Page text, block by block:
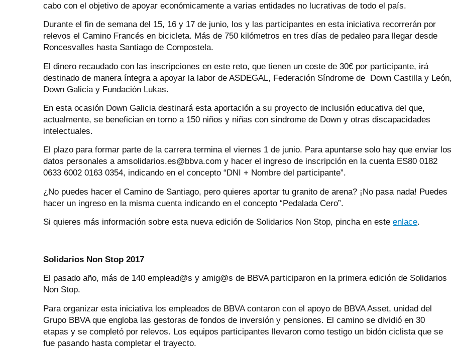
cabo con el objetivo de apoyar económicamente a varias entidades no lucrativas de todo el país.
Durante el fin de semana del 15, 16 y 17 de junio, los y las participantes en esta iniciativa recorrerán por
relevos el Camino Francés en bicicleta. Más de 750 kilómetros en tres días de pedaleo para llegar desde
Roncesvalles hasta Santiago de Compostela.
El dinero recaudado con las inscripciones en este reto, que tienen un coste de 30€ por participante, irá
destinado de manera íntegra a apoyar la labor de ASDEGAL, Federación Síndrome de Down Castilla y León,
Down Galicia y Fundación Lukas.
En esta ocasión Down Galicia destinará esta aportación a su proyecto de inclusión educativa del que,
actualmente, se benefician en torno a 150 niños y niñas con síndrome de Down y otras discapacidades
intelectuales.
El plazo para formar parte de la carrera termina el viernes 1 de junio. Para apuntarse solo hay que enviar los
datos personales a amsolidarios.es@bbva.com y hacer el ingreso de inscripción en la cuenta ES80 0182
0633 6002 0163 0354, indicando en el concepto “DNI + Nombre del participante”.
¿No puedes hacer el Camino de Santiago, pero quieres aportar tu granito de arena? ¡No pasa nada! Puedes
hacer un ingreso en la misma cuenta indicando en el concepto “Pedalada Cero”.
Si quieres más información sobre esta nueva edición de Solidarios Non Stop, pincha en esteenlace.
Solidarios Non Stop 2017
El pasado año, más de 140 emplead@s y amig@s de BBVA participaron en la primera edición de Solidarios
Non Stop.
Para organizar esta iniciativa los empleados de BBVA contaron con el apoyo de BBVA Asset, unidad del
Grupo BBVA que engloba las gestoras de fondos de inversión y pensiones. El camino se dividió en 30
etapas y se completó por relevos. Los equipos participantes llevaron como testigo un bidón ciclista que se
fue pasando hasta completar el trayecto.